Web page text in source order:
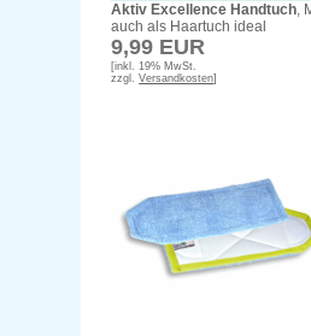
Aktiv Excellence Handtuch,
auch als Haartuch ideal
9,99 EUR
[inkl. 19% MwSt.
zzgl.Versandkosten]